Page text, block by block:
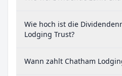
Wie hoch ist die
Lodging Trust?
Wann zahlt Chatham